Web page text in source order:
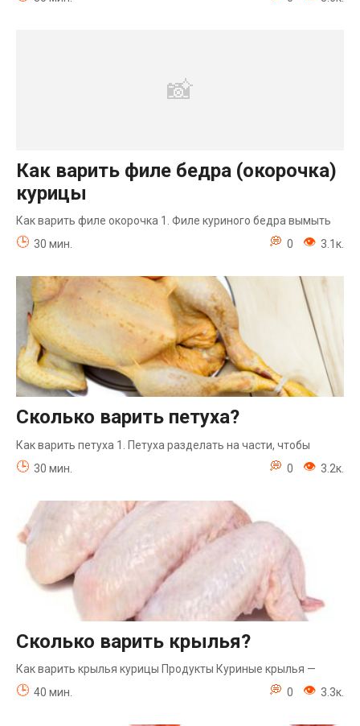
Как варить филе бедра (окорочка)
курицы
Как варить филе окорочка 1. Филе куриного бедра вымыть
30 мин.
0 3.1к.
Сколько варить петуха?
Как варить петуха 1. Петуха разделать на части, чтобы
30 мин.
0 3.2к.
Сколько варить крылья?
Как варить крылья курицы Продукты Куриные крылья —
40 мин.
0 3.3к.